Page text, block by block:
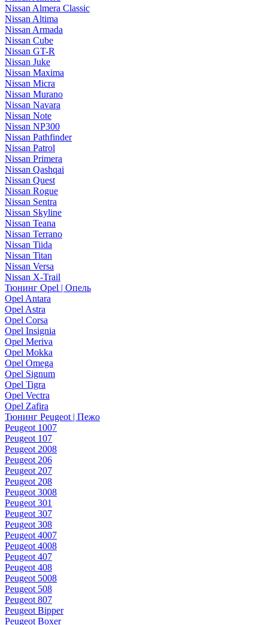
Nissan Almera Classic
Nissan Altima
Nissan Armada
Nissan Cube
Nissan GT-R
Nissan Juke
Nissan Maxima
Nissan Micra
Nissan Murano
Nissan Navara
Nissan Note
Nissan NP300
Nissan Pathfinder
Nissan Patrol
Nissan Primera
Nissan Qashqai
Nissan Quest
Nissan Rogue
Nissan Sentra
Nissan Skyline
Nissan Teana
Nissan Terrano
Nissan Tiida
Nissan Titan
Nissan Versa
Nissan X-Trail
Тюнинг Opel | Опель
Opel Antara
Opel Astra
Opel Corsa
Opel Insignia
Opel Meriva
Opel Mokka
Opel Omega
Opel Signum
Opel Tigra
Opel Vectra
Opel Zafira
Тюнинг Peugeot | Пежо
Peugeot 1007
Peugeot 107
Peugeot 2008
Peugeot 206
Peugeot 207
Peugeot 208
Peugeot 3008
Peugeot 301
Peugeot 307
Peugeot 308
Peugeot 4007
Peugeot 4008
Peugeot 407
Peugeot 408
Peugeot 5008
Peugeot 508
Peugeot 807
Peugeot Bipper
Peugeot Boxer